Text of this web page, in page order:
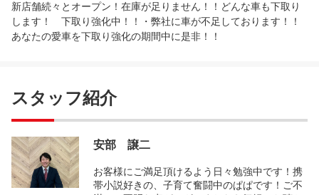
新店舗続々とオープン！在庫が足りません！！どんな車も下取り
します！ 下取り強化中！！・弊社に車が不足しております！！
あなたの愛車を下取り強化の期間中に是非！！
スタッフ紹介
安部 譲二
お客様にご満足頂けるよう日々勉強中です！携
帯小説好きの、子育て奮闘中のぱぱです！ご不